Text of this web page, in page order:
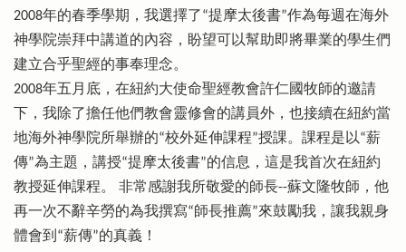
2008年的春季學期，我選擇了“提摩太後書”作為每週在海外
神學院崇拜中講道的內容，盼望可以幫助即將畢業的學生們
建立合乎聖經的事奉理念。
2008年五月底，在紐約大使命聖經教會許仁國牧師的邀請
下，我除了擔任他們教會靈修會的講員外，也接續在紐約當
地海外神學院所舉辦的“校外延伸課程”授課。課程是以“薪
傳”為主題，講授“提摩太後書”的信息，這是我首次在紐約
教授延伸課程。 非常感謝我所敬愛的師長--蘇文隆牧師，他
再一次不辭辛勞的為我撰寫“師長推薦”來鼓勵我，讓我親身
體會到“薪傳”的真義！